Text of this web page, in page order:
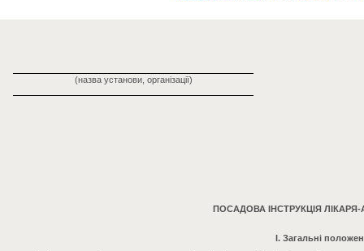
(назва установи, організації)
ПОСАДОВА ІНСТРУКЦІЯ
I. Загальні